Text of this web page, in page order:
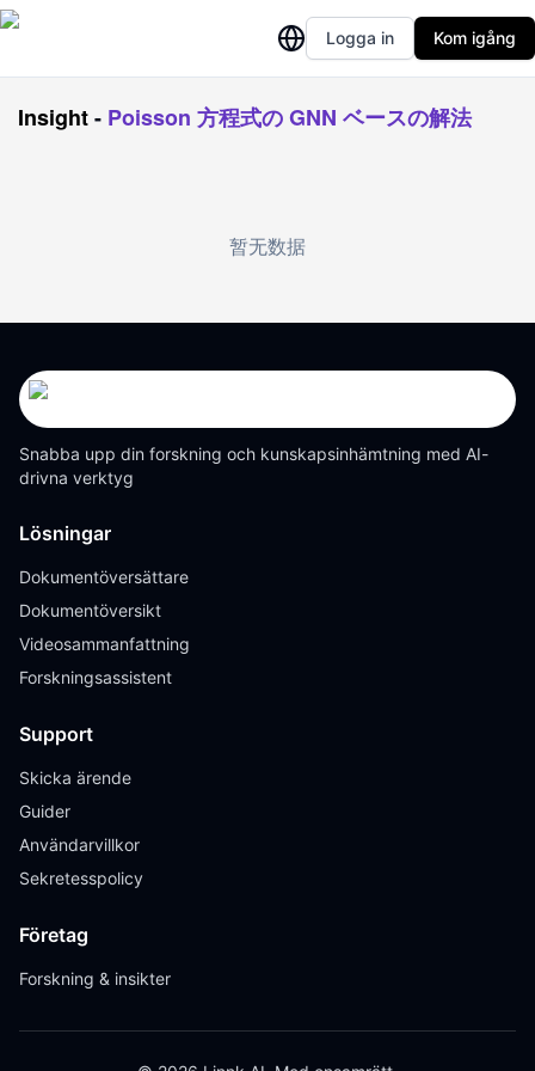
Logga in Kom igång
Insight- Poisson 方程式の GNN ベースの解法
暂无数据
Snabba upp din forskning och kunskapsinhämtning med AI-
drivna verktyg
Lösningar
Dokumentöversättare
Dokumentöversikt
Videosammanfattning
Forskningsassistent
Support
Skicka ärende
Guider
Användarvillkor
Sekretesspolicy
Företag
Forskning & insikter